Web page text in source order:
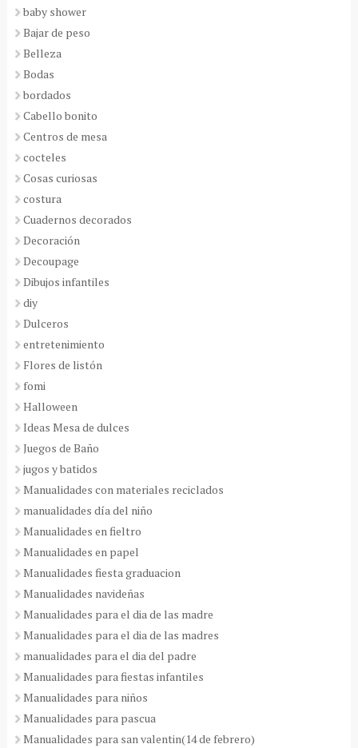
baby shower
Bajar de peso
Belleza
Bodas
bordados
Cabello bonito
Centros de mesa
cocteles
Cosas curiosas
costura
Cuadernos decorados
Decoración
Decoupage
Dibujos infantiles
diy
Dulceros
entretenimiento
Flores de listón
fomi
Halloween
Ideas Mesa de dulces
Juegos de Baño
jugos y batidos
Manualidades con materiales reciclados
manualidades día del niño
Manualidades en fieltro
Manualidades en papel
Manualidades fiesta graduacion
Manualidades navideñas
Manualidades para el dia de las madre
Manualidades para el dia de las madres
manualidades para el dia del padre
Manualidades para fiestas infantiles
Manualidades para niños
Manualidades para pascua
Manualidades para san valentin(14 de febrero)